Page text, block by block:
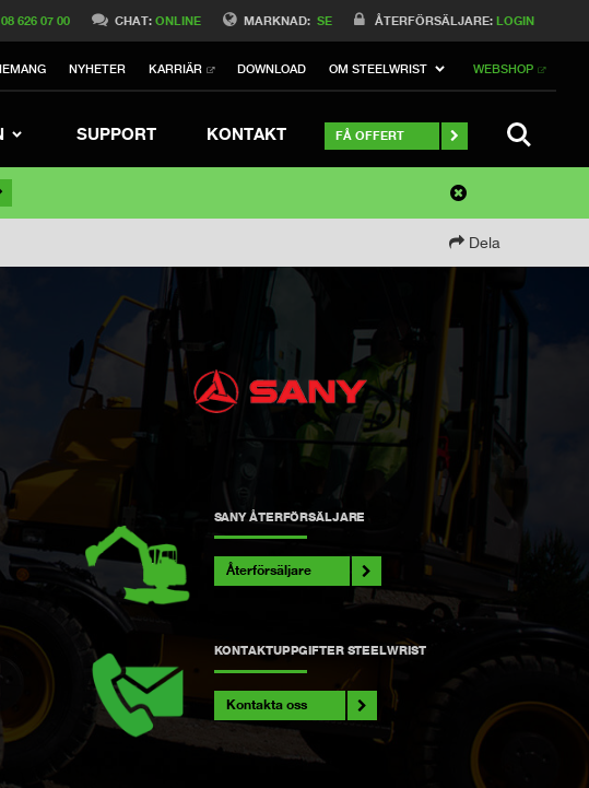
MARKNAD: SE ÅTERFÖRSÄLJARE: LOGIN
08 626 07 00 CHAT:ONLINE
NYHETER KARRIÄR DOWNLOAD OM STEELWRIST WEBSHOP
SUPPORT KONTAKT FÅ OFFERT
Dela
SANY ÅTERFÖRSÄLJARE
Återförsäljare
KONTAKTUPPGIFTER STEELWRIST
Kontakta oss